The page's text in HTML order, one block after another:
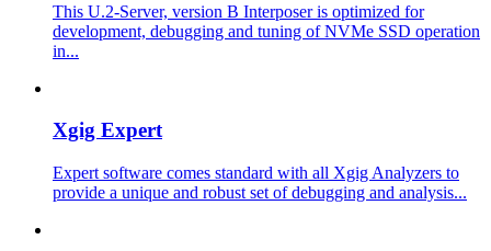
This U.2-Server, version B Interposer is optimized for
development, debugging and tuning of NVMe SSD operation
in...
Xgig Expert
Expert software comes standard with all Xgig Analyzers to
provide a unique and robust set of debugging and analysis...